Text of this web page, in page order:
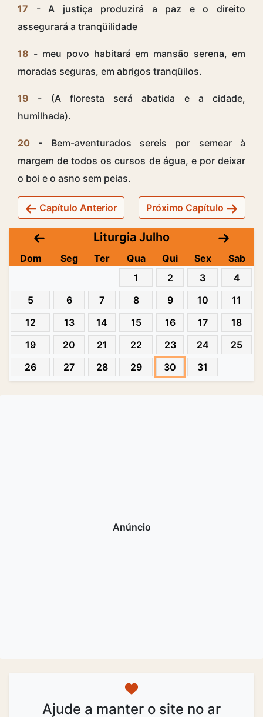
17 - A justiça produzirá a paz e o direito
assegurará a tranqüilidade
18 - meu povo habitará em mansão serena, em
moradas seguras, em abrigos tranqüilos.
19 - (A floresta será abatida e a cidade,
humilhada).
20 - Bem-aventurados sereis por semear à
margem de todos os cursos de água, e por deixar
o boi e o asno sem peias.
Capítulo Anterior Próximo Capítulo
Liturgia Julho
Dom Seg Ter Qua Qui Sex
Sab
1
2 3
4
5
6 7 8 9 10
11
12
13 14 15 16 17
18
19
20 21 22 23 24
25
26
27 28 29 30 31
Ajude a manter o site no ar